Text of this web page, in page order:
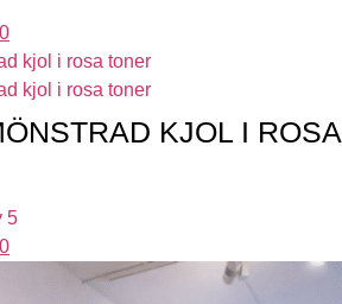
KJOL I ROSA
5